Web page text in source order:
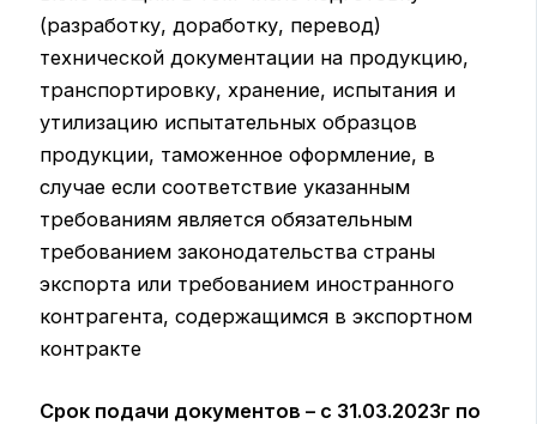
(разработку, доработку, перевод)
технической документации на продукцию,
транспортировку, хранение, испытания и
утилизацию испытательных образцов
продукции, таможенное оформление, в
случае если соответствие указанным
требованиям является обязательным
требованием законодательства страны
экспорта или требованием иностранного
контрагента, содержащимся в экспортном
контракте
Срок подачи документов – с 31.03.2023г по